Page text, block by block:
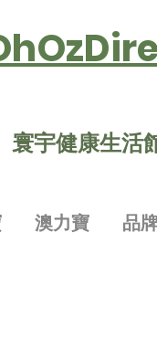
寰宇健康生活
澳力寶 品